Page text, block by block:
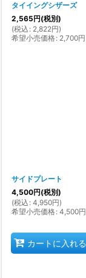
タイイングシザーズ
2,565円(税別)
(税込 : 2,822円)
希望小売価格: 2,700円
サイドプレート
4,500円(税別)
(税込 : 4,950円)
希望小売価格: 4,500円
カートに入れる